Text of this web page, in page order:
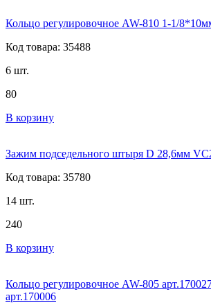
Кольцо регулировочное AW-810 1-1/
Код товара: 35488
6 шт.
80
В корзину
Зажим подседельного штыря D 28,6мм
Код товара: 35780
14 шт.
240
В корзину
Кольцо регулировочное AW-805
арт.170006